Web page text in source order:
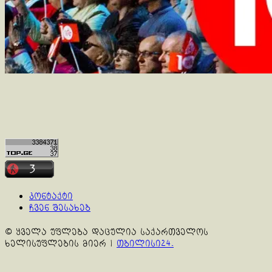
კონტაქტი
ჩვენ შესახებ
© ყველა უფლება დაცულია საქართველოს
ხელისუფლების მიერ | თბილისი24.